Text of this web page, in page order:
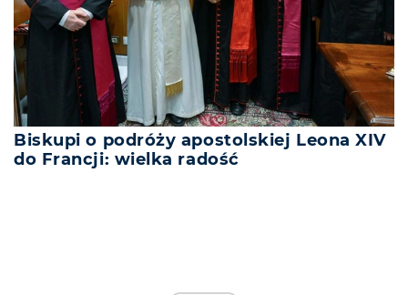
Biskupi o podróży apostolskiej Leona XIV
do Francji: wielka radość